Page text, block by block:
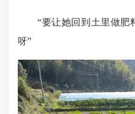
“要让她回到土里做肥
呀”